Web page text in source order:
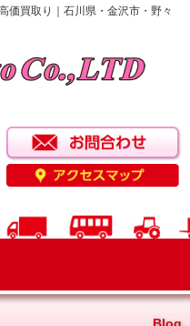
価買取り｜石川県・金沢市・野々
Blog